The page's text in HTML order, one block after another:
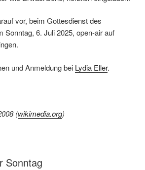
vor, beim Gottesdienst des
Sonntag, 6. Juli 2025, open-air auf
und Anmeldung bei Lydia Eller.
(wikimedia.org)
Sonntag